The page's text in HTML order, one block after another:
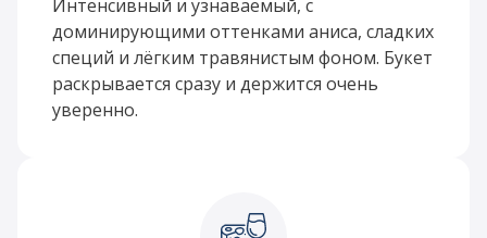
Интенсивный и узнаваемый, с
доминирующими оттенками аниса, сладких
специй и лёгким травянистым фоном. Букет
раскрывается сразу и держится очень
уверенно.